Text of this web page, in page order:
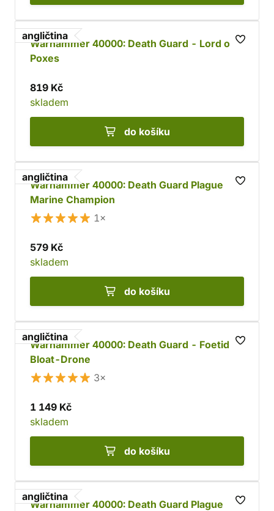
angličtina
Warhammer 40000: Death Guard - Lord of
Poxes
819 Kč
skladem
do košíku
angličtina
Warhammer 40000: Death Guard Plague
Marine Champion
1×
579 Kč
skladem
do košíku
angličtina
Warhammer 40000: Death Guard - Foetid
Bloat-Drone
3×
1 149 Kč
skladem
do košíku
angličtina
Warhammer 40000: Death Guard Plague